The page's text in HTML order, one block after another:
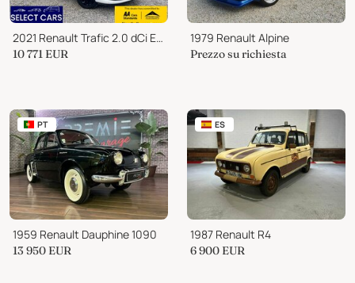
2021 Renault Trafic 2.0 dCi ENERGY 30 Black Edition Panel Van 5dr Dies
10 771 EUR
1979 Renault Alpine
Prezzo su richiesta
PT
1959 Renault Dauphine 1090
13 950 EUR
ES
1987 Renault R4
6 900 EUR